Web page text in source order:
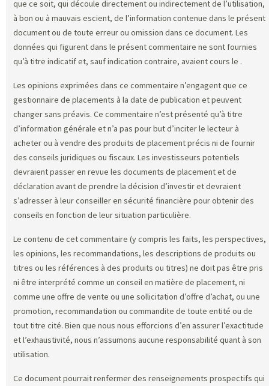
que ce soit, qui découle directement ou indirectement de l’utilisation,
à bon ou à mauvais escient, de l’information contenue dans le présent
document ou de toute erreur ou omission dans ce document. Les
données qui figurent dans le présent commentaire ne sont fournies
qu’à titre indicatif et, sauf indication contraire, avaient cours le .
Les opinions exprimées dans ce commentaire n’engagent que ce
gestionnaire de placements à la date de publication et peuvent
changer sans préavis. Ce commentaire n’est présenté qu’à titre
d’information générale et n’a pas pour but d’inciter le lecteur à
acheter ou à vendre des produits de placement précis ni de fournir
des conseils juridiques ou fiscaux. Les investisseurs potentiels
devraient passer en revue les documents de placement et de
déclaration avant de prendre la décision d’investir et devraient
s’adresser à leur conseiller en sécurité financière pour obtenir des
conseils en fonction de leur situation particulière.
Le contenu de cet commentaire (y compris les faits, les perspectives,
les opinions, les recommandations, les descriptions de produits ou
titres ou les références à des produits ou titres) ne doit pas être pris
ni être interprété comme un conseil en matière de placement, ni
comme une offre de vente ou une sollicitation d’offre d’achat, ou une
promotion, recommandation ou commandite de toute entité ou de
tout titre cité. Bien que nous nous efforcions d’en assurer l’exactitude
et l’exhaustivité, nous n’assumons aucune responsabilité quant à son
utilisation.
Ce document pourrait renfermer des renseignements prospectifs qui